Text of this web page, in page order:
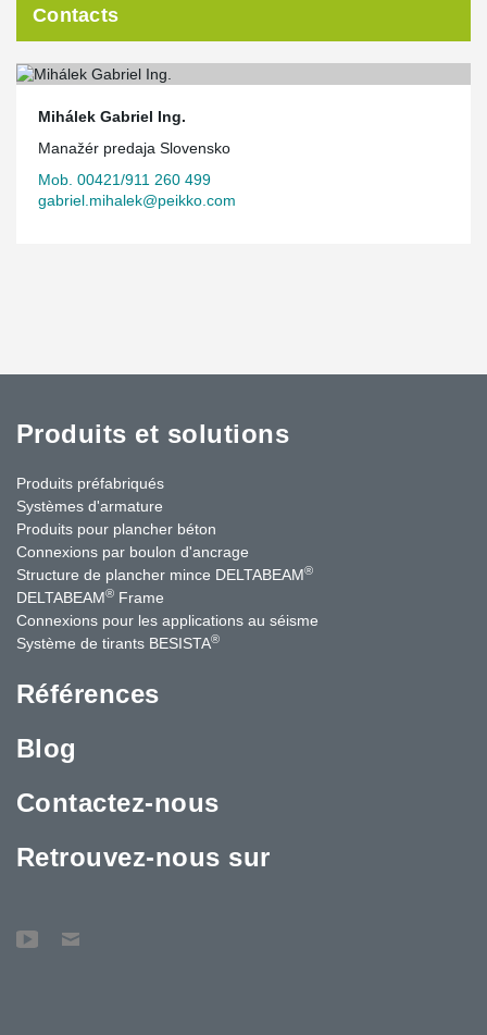
Contacts
Mihálek Gabriel Ing.
Manažér predaja Slovensko
Mob. 00421/911 260 499
gabriel.mihalek@peikko.com
Produits et solutions
Produits préfabriqués
Systèmes d'armature
Produits pour plancher béton
Connexions par boulon d'ancrage
Structure de plancher mince DELTABEAM®
DELTABEAM® Frame
Connexions pour les applications au séisme
Système de tirants BESISTA®
Références
Blog
Contactez-nous
Retrouvez-nous sur